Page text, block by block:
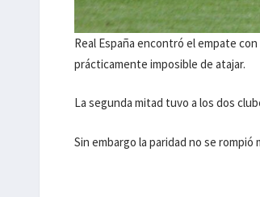
Real España encontró el empate
prácticamente imposible de atajar.
La segunda mitad tuvo a los dos
Sin embargo la paridad no se